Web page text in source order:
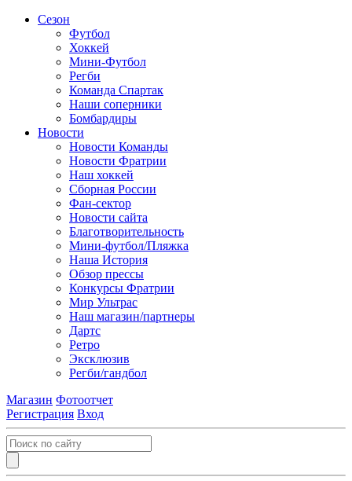
Сезон
Футбол
Хоккей
Мини-Футбол
Регби
Команда Спартак
Наши соперники
Бомбардиры
Новости
Новости Команды
Новости Фратрии
Наш хоккей
Сборная России
Фан-cектор
Новости сайта
Благотворительность
Мини-футбол/Пляжка
Наша История
Обзор прессы
Конкурсы Фратрии
Мир Ультрас
Наш магазин/партнеры
Дартс
Ретро
Эксклюзив
Регби/гандбол
Магазин Фотоотчет
Регистрация Вход